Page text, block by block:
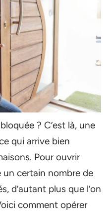
? C’est là, une
qui arrive bien
Pour ouvrir
certain nombre de
d’autant plus que l’on
comment opérer